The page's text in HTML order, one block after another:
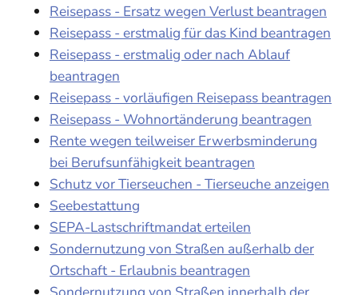
Reisepass - Ersatz wegen Verlust beantragen
Reisepass - erstmalig für das Kind beantragen
Reisepass - erstmalig oder nach Ablauf
beantragen
Reisepass - vorläufigen Reisepass beantragen
Reisepass - Wohnortänderung beantragen
Rente wegen teilweiser Erwerbsminderung
bei Berufsunfähigkeit beantragen
Schutz vor Tierseuchen - Tierseuche anzeigen
Seebestattung
SEPA-Lastschriftmandat erteilen
Sondernutzung von Straßen außerhalb der
Ortschaft - Erlaubnis beantragen